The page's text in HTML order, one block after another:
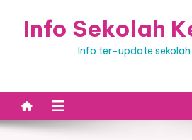
Info Sekolah
Info ter-update sekolah